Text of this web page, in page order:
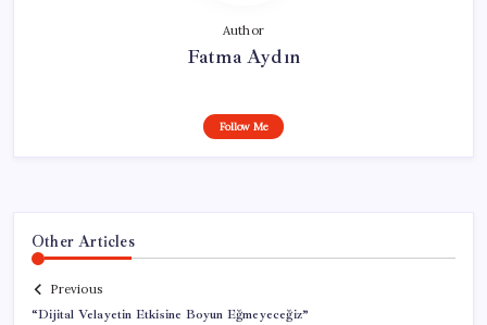
Author
Fatma Aydın
Follow Me
Other Articles
Previous
“Dijital Velayetin Etkisine Boyun Eğmeyeceğiz”